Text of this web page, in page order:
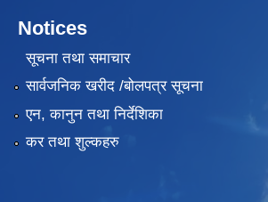
Notices
सूचना तथा समाचार
सार्वजनिक खरीद /बोलपत्र सूचना
एन, कानुन तथा निर्देशिका
कर तथा शुल्कहरु